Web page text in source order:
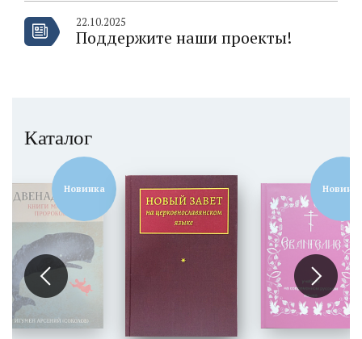
22.10.2025
Поддержите наши проекты!
Каталог
Новинка